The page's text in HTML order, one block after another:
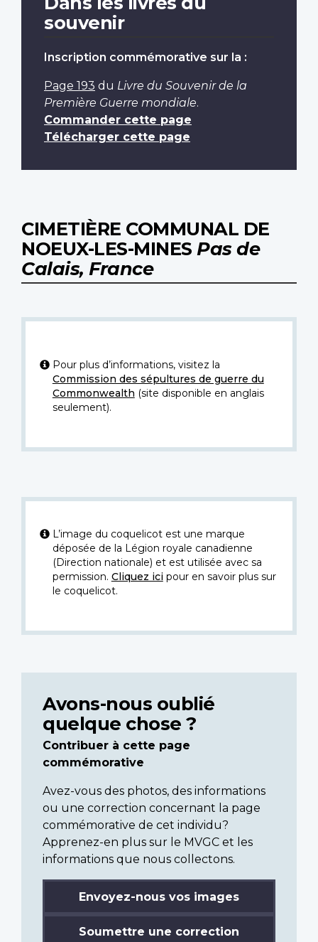
souvenir
Inscription commémorative sur la :
Page 193 du Livre du Souvenir de la
Première Guerre mondiale.
Commander cette page
Télécharger cette page
CIMETIÈRE COMMUNAL DE
NOEUX-LES-MINES Pas de
Calais, France
Pour plus d’informations, visitez la
Commission des sépultures de guerre du
Commonwealth (site disponible en anglais
seulement).
L’image du coquelicot est une marque
déposée de la Légion royale canadienne
(Direction nationale) et est utilisée avec sa
permission. Cliquez icipour en savoir plus sur
le coquelicot.
Avons-nous oublié
quelque chose ?
Contribuer à cette page
commémorative
Avez-vous des photos, des informations
ou une correction concernant la page
commémorative de cet individu?
Apprenez-en plus sur le MVGC et les
informations que nous collectons.
Envoyez-nous vos images
Soumettre une correction